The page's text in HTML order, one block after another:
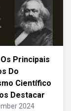
Principais
Do
Científico
Destacar
2024